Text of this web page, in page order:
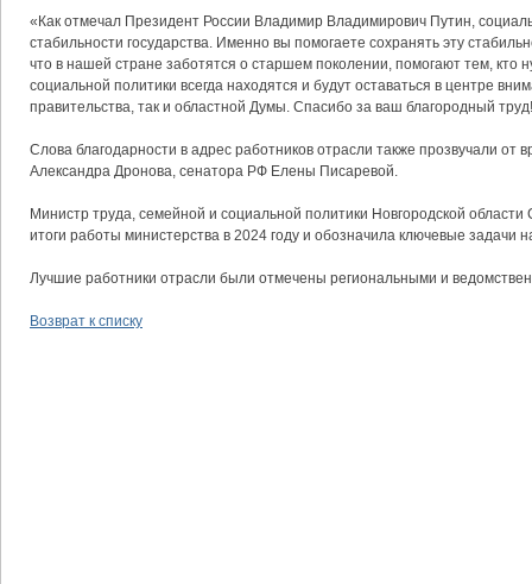
«Как отмечал Президент России Владимир Владимирович Путин,
стабильности государства. Именно вы помогаете сохранять эту
что в нашей стране заботятся о старшем поколении, помогают тем, кто
социальной политики всегда находятся и будут оставаться в центре
правительства, так и областной Думы. Спасибо за ваш благородный
Слова благодарности в адрес работников отрасли также прозвучали от
Александра Дронова, сенатора РФ Елены Писаревой.
Министр труда, семейной и социальной политики Новгородской
итоги работы министерства в 2024 году и обозначила ключевые задачи
Лучшие работники отрасли были отмечены региональными и
Возврат к списку